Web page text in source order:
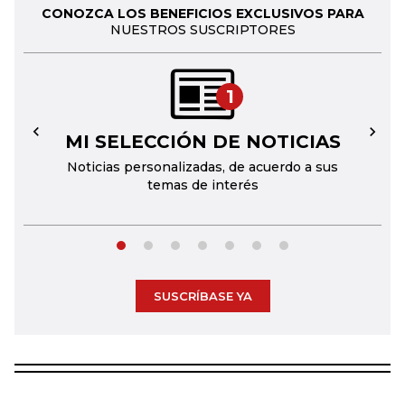
CONOZCA LOS BENEFICIOS EXCLUSIVOS PARA
NUESTROS SUSCRIPTORES
1
MI SELECCIÓN DE NOTICIAS
Noticias personalizadas, de acuerdo a sus
temas de interés
← →
SUSCRÍBASE YA